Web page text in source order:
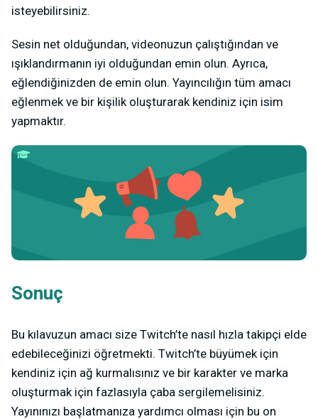
isteyebilirsiniz.
Sesin net olduğundan, videonuzun çalıştığından ve
ışıklandırmanın iyi olduğundan emin olun. Ayrıca,
eğlendiğinizden de emin olun. Yayıncılığın tüm amacı
eğlenmek ve bir kişilik oluşturarak kendiniz için isim
yapmaktır.
Sonuç
Bu kılavuzun amacı size Twitch’te nasıl hızla takipçi elde
edebileceğinizi öğretmekti. Twitch’te büyümek için
kendiniz için ağ kurmalısınız ve bir karakter ve marka
oluşturmak için fazlasıyla çaba sergilemelisiniz.
Yayınınızı başlatmanıza yardımcı olması için bu on